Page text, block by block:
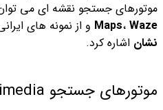
موتورهای جستجو نقشه ای می
Maps، Waze و از نمونه های
نشان اشاره کرد.
موتورهای جستجو Multimedia